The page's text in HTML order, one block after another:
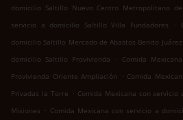
domicilio Saltillo Nuevo Centro Metropolitano
servicio a domicilio Saltillo Villa Fundadores
.
domicilio Saltillo Mercado de Abastos Benito Juárez
domicilio Saltillo Provivienda
. Comida
Provivienda Oriente Ampliación
. Comida
Privadas la Torre . Comida Mexicana con
Misiones . Comida Mexicana con servicio a